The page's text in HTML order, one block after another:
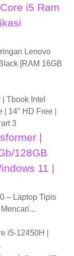
i5 Ram
Lenovo
[RAM 16GB
|
128GB
11 |
– Laptop Tipis